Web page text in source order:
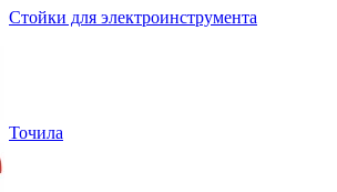
Стойки для электроинструмента
Точила